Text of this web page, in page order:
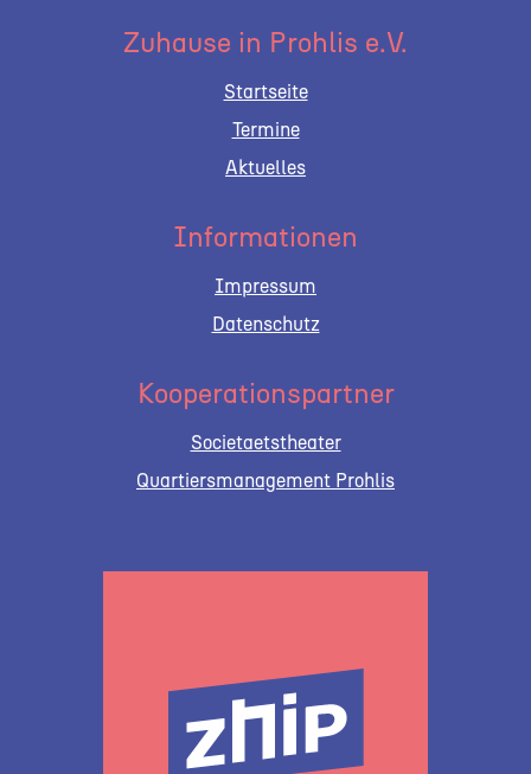
Zuhause in Prohlis e.V.
Startseite
Termine
Aktuelles
Informationen
Impressum
Datenschutz
Kooperationspartner
Societaetstheater
Quartiersmanagement Prohlis